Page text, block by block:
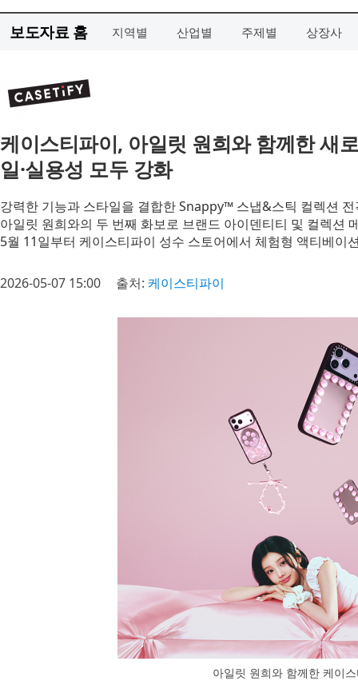
보도자료 홈 지역별 산업별 주제별 상장사
케이스티파이, 아일릿 원희와 함께한
일·실용성 모두 강화
강력한 기능과 스타일을 결합한 Snappy™ 스냅&스틱 컬렉션
아일릿 원희와의 두 번째 화보로 브랜드 아이덴티티 및 컬렉션
5월 11일부터 케이스티파이 성수 스토어에서 체험형 액티베이
2026-05-07 15:00 출처: 케이스티파이
아일릿 원희와 함께한 케이